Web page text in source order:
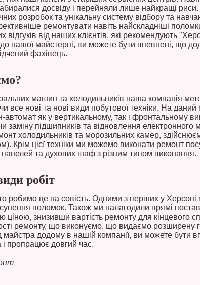
досвіду і перейняли лише найкращі
розробок та унікальну систему відбору та
ремонтувати навіть найскладніші
відгуків від наших клієнтів, які рекомендують
нашої майстерні, ви можете бути впевнені, що
фахівець.
машин та холодильників наша компанія
все нові та нові види побутової техніки. На
як у вертикальному, так і фронтальному
заміну підшипників та відновлення електронного
холодильників та морозильних камер,
Крім цієї техніки ми можемо виконати ремонт
панелей та духових шаф з різним типом виконання.
робіт
робимо це на совість. Одними з перших у Херсоні
поломок. Також ми налагодили прямі
ціною, знизивши вартість ремонту для кінцевого
ремонту, що виконуємо, що видаємо розширену
майстра додому в нашій компанії, ви можете бути
​​і пропрацює довгий час.